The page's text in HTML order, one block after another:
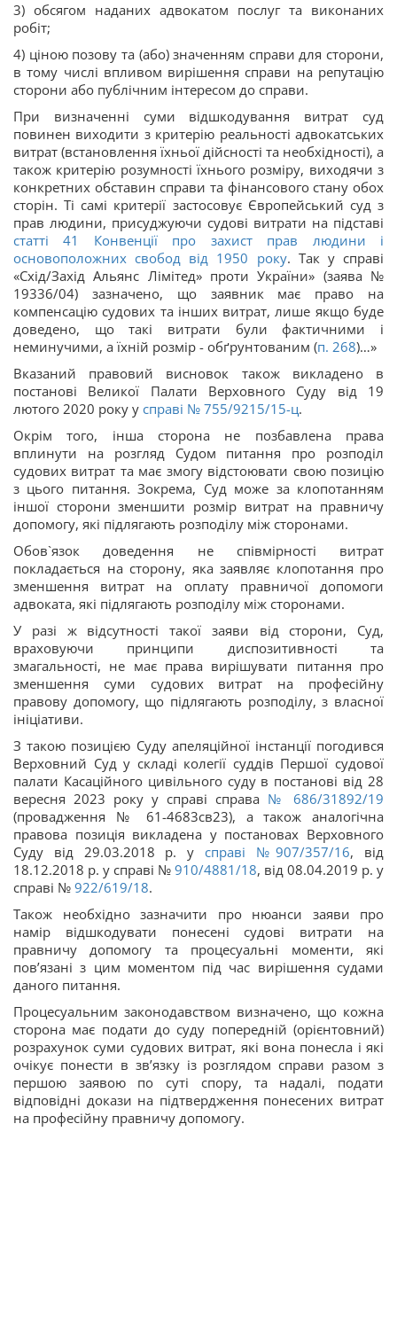
3) обсягом наданих адвокатом послуг та виконаних
робіт;
4) ціною позову та (або) значенням справи для сторони,
в тому числі впливом вирішення справи на репутацію
сторони або публічним інтересом до справи.
При визначенні суми відшкодування витрат суд
повинен виходити з критерію реальності адвокатських
витрат (встановлення їхньої дійсності та необхідності), а
також критерію розумності їхнього розміру, виходячи з
конкретних обставин справи та фінансового стану обох
сторін. Ті самі критерії застосовує Європейський суд з
прав людини, присуджуючи судові витрати на підставі
статті 41 Конвенції про захист прав людини і
основоположних свобод від 1950 року. Так у справі
«Схід/Захід Альянс Лімітед» проти України» (заява №
19336/04) зазначено, що заявник має право на
компенсацію судових та інших витрат, лише якщо буде
доведено, що такі витрати були фактичними і
неминучими, а їхній розмір - обґрунтованим (п. 268)…»
Вказаний правовий висновок також викладено в
постанові Великої Палати Верховного Суду від 19
лютого 2020 року у справі № 755/9215/15-ц.
Окрім того, інша сторона не позбавлена права
вплинути на розгляд Судом питання про розподіл
судових витрат та має змогу відстоювати свою позицію
з цього питання. Зокрема, Суд може за клопотанням
іншої сторони зменшити розмір витрат на правничу
допомогу, які підлягають розподілу між сторонами.
Обов`язок доведення не співмірності витрат
покладається на сторону, яка заявляє клопотання про
зменшення витрат на оплату правничої допомоги
адвоката, які підлягають розподілу між сторонами.
У разі ж відсутності такої заяви від сторони, Суд,
враховуючи принципи диспозитивності та
змагальності, не має права вирішувати питання про
зменшення суми судових витрат на професійну
правову допомогу, що підлягають розподілу, з власної
ініціативи.
З такою позицією Суду апеляційної інстанції погодився
Верховний Суд у складі колегії суддів Першої судової
палати Касаційного цивільного суду в постанові від 28
вересня 2023 року у справі справа № 686/31892/19
(провадження № 61-4683св23), а також аналогічна
правова позиція викладена у постановах Верховного
Суду від 29.03.2018 р. у справі №907/357/16, від
18.12.2018 р. у справі № 910/4881/18, від 08.04.2019 р. у
справі № 922/619/18.
Також необхідно зазначити про нюанси заяви про
намір відшкодувати понесені судові витрати на
правничу допомогу та процесуальні моменти, які
пов’язані з цим моментом під час вирішення судами
даного питання.
Процесуальним законодавством визначено, що кожна
сторона має подати до суду попередній (орієнтовний)
розрахунок суми судових витрат, які вона понесла і які
очікує понести в зв’язку із розглядом справи разом з
першою заявою по суті спору, та надалі, подати
відповідні докази на підтвердження понесених витрат
на професійну правничу допомогу.